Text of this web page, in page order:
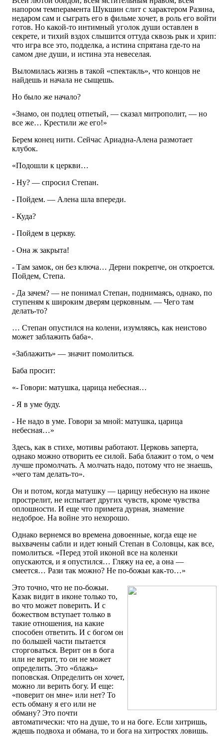
напором темперамента Шукшин слит с характером Разина,
недаром сам и сыграть его в фильме хочет, в роль его войти
готов. Но какой-то интимный уголок души оставлен в
секрете, и тихий вздох слышится оттуда сквозь рык и хрип:
что игра все это, подделка, а истина спрятана где-то на
самом дне души, и истина эта невеселая.
Выломилась жизнь в такой «спектакль», что концов не
найдешь и начала не сыщешь.
Но было же начало?
«Знамо, он подлец отпетый, — сказал митрополит, — но
все же… Крестили же его!»
Берем конец нити. Сейчас Ариадна-Алена размотает
клубок.
«Подошли к церкви…
- Ну? — спросил Степан.
- Пойдем. — Алена шла впереди.
- Куда?
- Пойдем в церкву.
- Она ж закрыта!
- Там замок, он без ключа… Дерни покрепче, он откроется.
Пойдем, Степа.
- Да зачем? — не понимал Степан, поднимаясь, однако, по
ступеням к широким дверям церковным. — Чего там
делать-то?
… Степан опустился на колени, изумляясь, как неистово
может заблажить баба».
«Заблажить» — значит помолиться.
Баба просит:
«- Говори: матушка, царица небесная…
- Я в уме буду.
- Не надо в уме. Говори за мной: матушка, царица
небесная…»
Здесь, как в стихе, мотивы работают. Церковь заперта,
однако можно отворить ее силой. Баба блажит о том, о чем
лучше промолчать. А молчать надо, потому что не знаешь,
«чего там делать-то».
Он и потом, когда матушку — царицу небесную на иконе
прострелит, не испытает других чувств, кроме чувства
оплошности. И еще что примета дурная, знамение
недоброе. На войне это нехорошо.
Однако вернемся во времена довоенные, когда еще не
выхвачены сабли и идет юный Степан в Соловцы, как все,
помолиться. «Перед этой иконой все на коленки
опускаются, и я опустился… Гляжу на ее, а она —
смеется… Рази так можно? Не по-божьи как-то…»
Это точно, что не по-божьи.
Казак видит в иконе только то,
во что может поверить. И с
божеством вступает только в
такие отношения, на какие
способен ответить. И с богом он
по большей части пытается
сторговаться. Верит он в бога
или не верит, то он не может
определить. Это «блажь»
поповская. Определить он хочет,
можно ли верить богу. И еще:
«поверит он мне» или нет? То
есть обману я его или не
обману? Это почти
автоматически: что на душе, то и на боге. Если хитришь,
ждешь подвоха и обмана, то и бога на хитростях ловишь.